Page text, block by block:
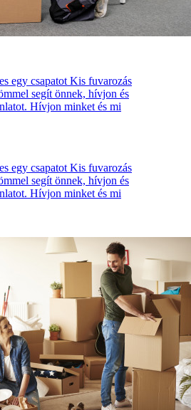
egy csapatot Kis fuvarozás
segít önnek, hívjon és
Hívjon minket és mi
egy csapatot Kis fuvarozás
segít önnek, hívjon és
Hívjon minket és mi